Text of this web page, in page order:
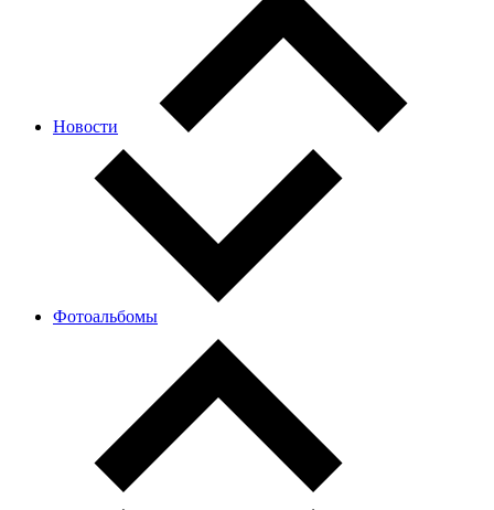
Новости
Фотоальбомы